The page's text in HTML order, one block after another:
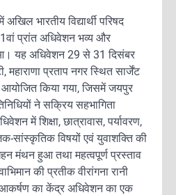
भारतीय विद्यार्थी परिषद
प्रांत अधिवेशन भव्य और
यह अधिवेशन 29 से 31 दिसंबर
महाराणा प्रताप नगर स्थित सार्जेंट
आयोजित किया गया, जिसमें जयपुर
ने सक्रिय सहभागिता
में शिक्षा, छात्रावास, पर्यावरण,
सांस्कृतिक विषयों एवं युवाशक्ति की
मंथन हुआ तथा महत्वपूर्ण प्रस्ताव
की प्रतीक वीरांगना रानी
आकर्षण का केंद्र अधिवेशन का एक